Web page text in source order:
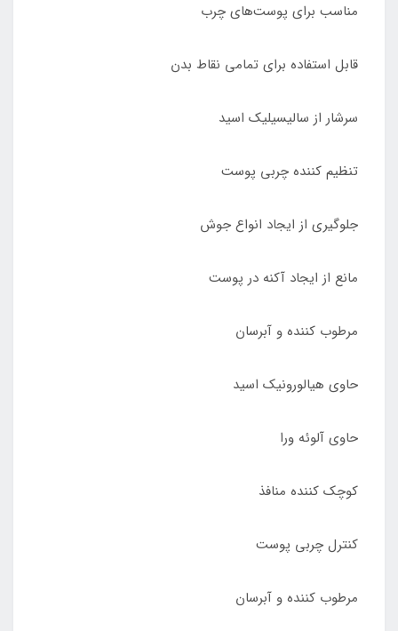
مناسب برای پوست‌های چرب
قابل استفاده برای تمامی نقاط بدن
سرشار از سالیسیلیک اسید
تنظیم کننده چربی پوست
جلوگیری از ایجاد انواع جوش
مانع از ایجاد آکنه در پوست
مرطوب کننده و آبرسان
حاوی هیالورونیک اسید
حاوی آلوئه ورا
کوچک کننده منافذ
کنترل چربی پوست
مرطوب کننده و آبرسان